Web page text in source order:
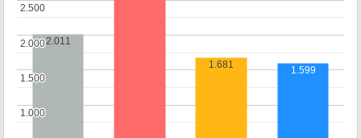
1.000
1.000
1.500
1.500
2.000
2.000
2.500
2.500
2.011
1.681 1.599